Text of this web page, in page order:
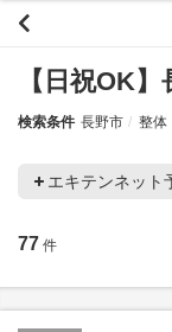
【日祝OK
検索条件 長野市 整体
エキテンネット
77 件